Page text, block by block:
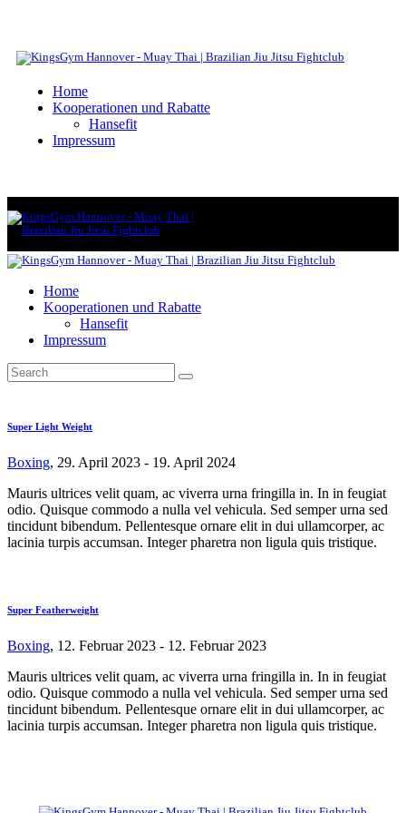
Home
Kooperationen und Rabatte
Hansefit
Impressum
Home
Kooperationen und Rabatte
Hansefit
Impressum
Super Light Weight
Boxing, 29. April 2023 - 19. April 2024
Mauris ultrices velit quam, ac viverra urna fringilla in. In in feugiat
odio. Quisque commodo a nulla vel vehicula. Sed semper urna sed
tincidunt bibendum. Pellentesque ornare elit in dui ullamcorper, ac
lacinia turpis accumsan. Integer pharetra non ligula quis tristique.
Super Featherweight
Boxing, 12. Februar 2023 - 12. Februar 2023
Mauris ultrices velit quam, ac viverra urna fringilla in. In in feugiat
odio. Quisque commodo a nulla vel vehicula. Sed semper urna sed
tincidunt bibendum. Pellentesque ornare elit in dui ullamcorper, ac
lacinia turpis accumsan. Integer pharetra non ligula quis tristique.